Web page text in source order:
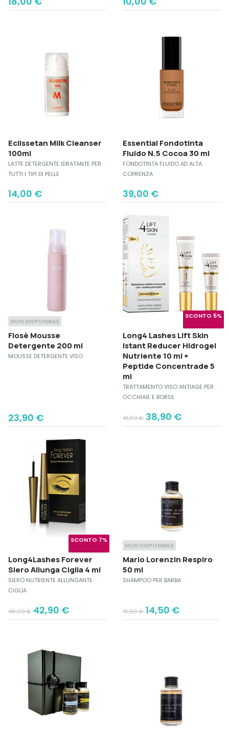
Eclissetan Milk Cleanser
100ml
LATTE DETERGENTE IDRATANTE PER
TUTTI I TIPI DI PELLE
14,00 €
Essential Fondotinta
Fluido N.5 Cocoa 30 ml
FONDOTINTA FLUIDO AD ALTA
COPRENZA
39,00 €
NON DISPONIBILE
Flosè Mousse
Detergente 200 ml
MOUSSE DETERGENTE VISO
23,90 €
SCONTO 5%
Long4 Lashes Lift Skin
Istant Reducer Hidrogel
Nutriente 10 ml +
Peptide Concentrade 5
ml
TRATTAMENTO VISO ANTIAGE PER
OCCHIAIE E BORSE
41,00€
Original
price
38,90 €
Current
price
SCONTO 7%
Long4Lashes Forever
Siero Allunga Ciglia 4 ml
SIERO NUTRIENTE ALLUNGANTE
CIGLIA
46,00€
Original
price
42,90 €
Current
price
NON DISPONIBILE
Mario Lorenzin Respiro
50 ml
SHAMPOO PER BARBA
15,00€
Original
price
14,50 €
Current
price